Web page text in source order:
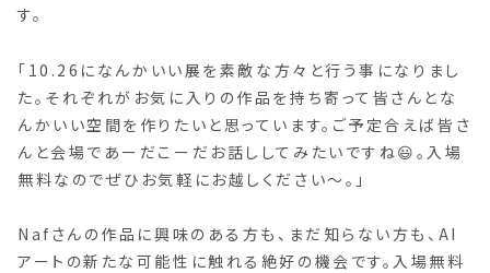
す。
「10.26になんかいい展を素敵な方々と行う事になりまし
た。それぞれがお気に入りの作品を持ち寄って皆さんとな
んかいい空間を作りたいと思っています。ご予定合えば皆さ
んと会場であーだこーだお話ししてみたいですね😃。入場
無料なのでぜひお気軽にお越しください〜。」
Nafさんの作品に興味のある方も、まだ知らない方も、AI
アートの新たな可能性に触れる絶好の機会です。入場無料